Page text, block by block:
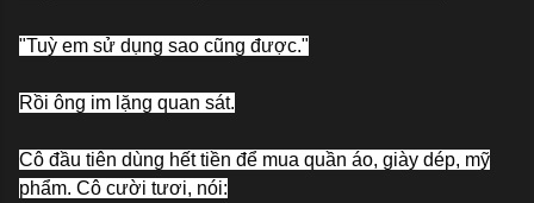
"Tuỳ em sử dụng sao cũng được."
Rồi ông im lặng quan sát.
Cô đầu tiên dùng hết tiền để mua quần áo, giày dép, mỹ
phẩm. Cô cười tươi, nói: